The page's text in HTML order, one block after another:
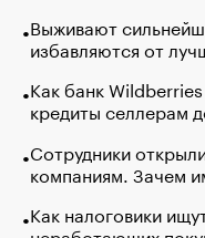
Выживают
избавляются от
Как банк
кредиты селлерам
Сотрудники
компаниям. Зачем
Как налоговики